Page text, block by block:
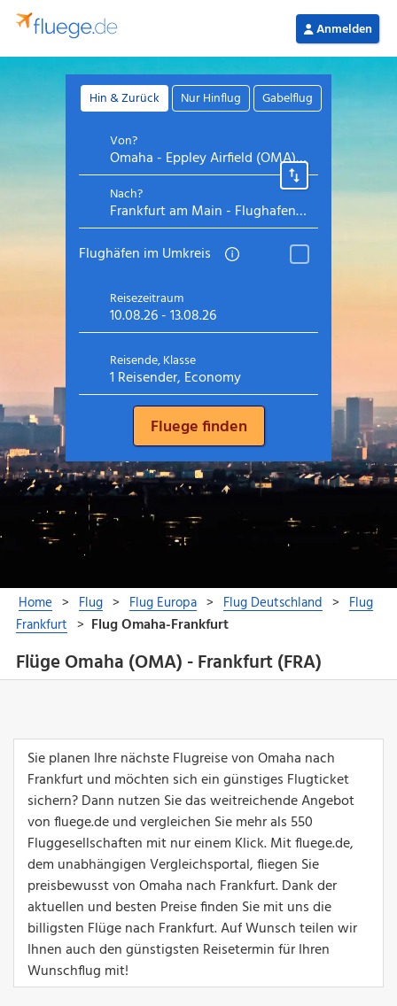
Flüge Omaha (OMA) - Frankfurt (FRA)
Sie planen Ihre nächste Flugreise von Omaha nach
Frankfurt und möchten sich ein günstiges Flugticket
sichern? Dann nutzen Sie das weitreichende Angebot
von fluege.de und vergleichen Sie mehr als 550
Fluggesellschaften mit nur einem Klick. Mit fluege.de,
dem unabhängigen Vergleichsportal, fliegen Sie
preisbewusst von Omaha nach Frankfurt. Dank der
aktuellen und besten Preise finden Sie mit uns die
billigsten Flüge nach Frankfurt. Auf Wunsch teilen wir
Ihnen auch den günstigsten Reisetermin für Ihren
Wunschflug mit!